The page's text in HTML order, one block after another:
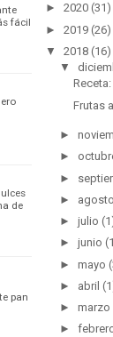
fácil
de
pan
► 2020 (31)
► 2019 (26)
▼ 2018 (16)
▼
Frutas
►
►
►
► agosto
► julio
► junio
► mayo
► abril
► marzo
►